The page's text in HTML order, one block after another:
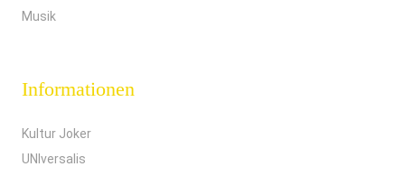
Musik
Informationen
Kultur Joker
UNIversalis